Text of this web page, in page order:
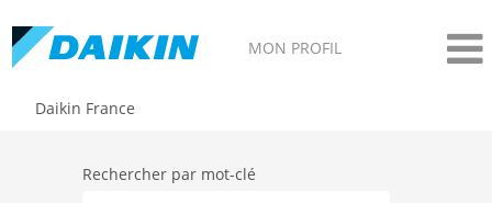
MON PROFIL
Daikin France
Rechercher par mot-clé